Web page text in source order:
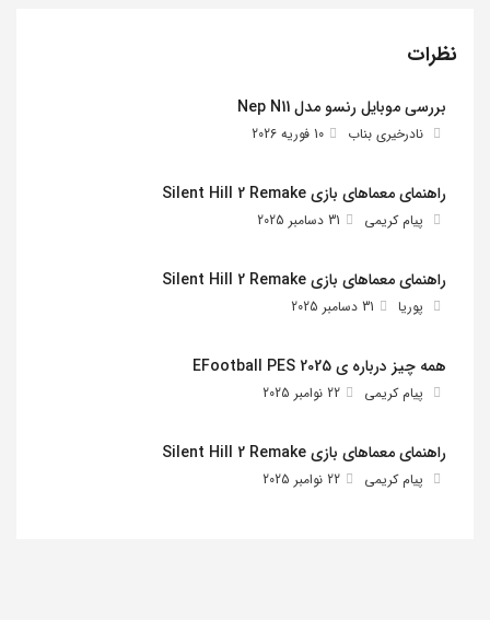
نظرات
بررسی موبایل رنسو مدل Nep N11
نادرخیری بناب 10 فوریه 2026
راهنمای معماهای بازی Silent Hill 2 Remake
پیام کریمی 31 دسامبر 2025
راهنمای معماهای بازی Silent Hill 2 Remake
پوریا 31 دسامبر 2025
همه چیز درباره ی EFootball PES 2025
پیام کریمی 22 نوامبر 2025
راهنمای معماهای بازی Silent Hill 2 Remake
پیام کریمی 22 نوامبر 2025